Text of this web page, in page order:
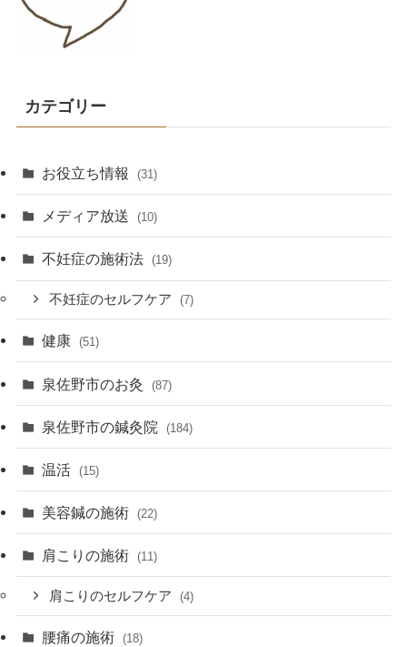
カテゴリー
お役立ち情報 (31)
メディア放送 (10)
不妊症の施術法 (19)
不妊症のセルフケア (7)
健康 (51)
泉佐野市のお灸 (87)
泉佐野市の鍼灸院 (184)
温活 (15)
美容鍼の施術 (22)
肩こりの施術 (11)
肩こりのセルフケア (4)
腰痛の施術 (18)